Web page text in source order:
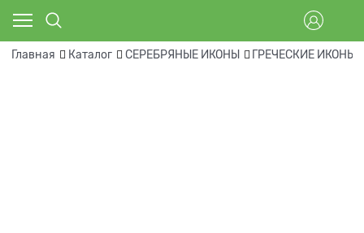
Главная Каталог СЕРЕБРЯНЫЕ ИКОНЫ ГРЕЧЕСКИЕ ИКОНЫ